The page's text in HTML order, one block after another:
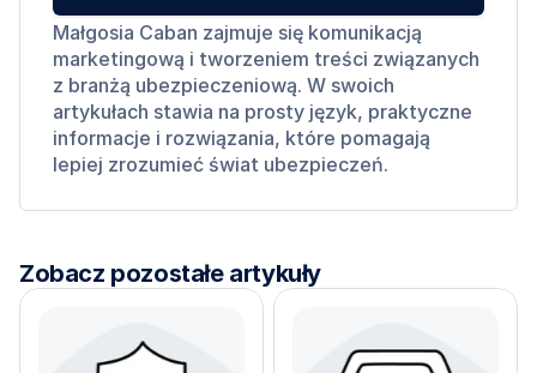
Małgosia Caban zajmuje się komunikacją
marketingową i tworzeniem treści związanych
z branżą ubezpieczeniową. W swoich
artykułach stawia na prosty język, praktyczne
informacje i rozwiązania, które pomagają
lepiej zrozumieć świat ubezpieczeń.
Zobacz pozostałe artykuły